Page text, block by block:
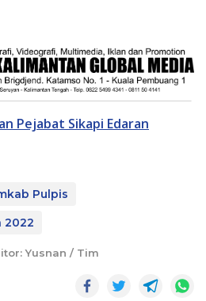
Pejabat Sikapi Edaran
Pulpis
2022
Yusnan / Tim